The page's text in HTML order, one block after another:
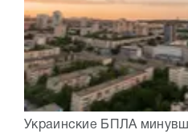
Украинские БПЛА